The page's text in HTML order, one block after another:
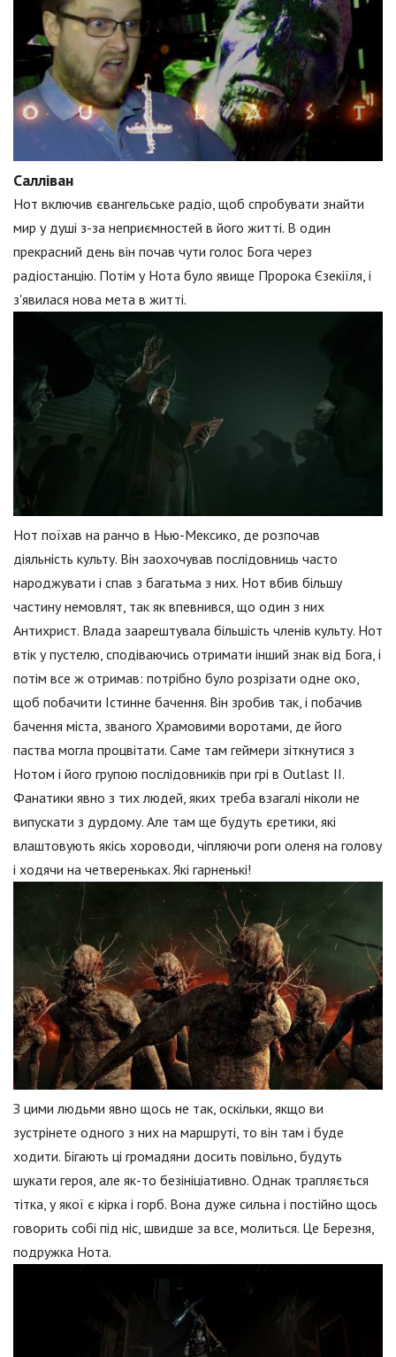
Салліван
Нот включив євангельське радіо, щоб спробувати знайти
мир у душі з-за неприємностей в його житті. В один
прекрасний день він почав чути голос Бога через
радіостанцію. Потім у Нота було явище Пророка Єзекіїля, і
з'явилася нова мета в житті.
Нот поїхав на ранчо в Нью-Мексико, де розпочав
діяльність культу. Він заохочував послідовниць часто
народжувати і спав з багатьма з них. Нот вбив більшу
частину немовлят, так як впевнився, що один з них
Антихрист. Влада заарештувала більшість членів культу. Нот
втік у пустелю, сподіваючись отримати інший знак від Бога, і
потім все ж отримав: потрібно було розрізати одне око,
щоб побачити Істинне бачення. Він зробив так, і побачив
бачення міста, званого Храмовими воротами, де його
паства могла процвітати. Саме там геймери зіткнутися з
Нотом і його групою послідовників при грі в Outlast II.
Фанатики явно з тих людей, яких треба взагалі ніколи не
випускати з дурдому. Але там ще будуть єретики, які
влаштовують якісь хороводи, чіпляючи роги оленя на голову
і ходячи на четвереньках. Які гарненькі!
З цими людьми явно щось не так, оскільки, якщо ви
зустрінете одного з них на маршруті, то він там і буде
ходити. Бігають ці громадяни досить повільно, будуть
шукати героя, але як-то безініціативно. Однак трапляється
тітка, у якої є кірка і горб. Вона дуже сильна і постійно щось
говорить собі під ніс, швидше за все, молиться. Це Березня,
подружка Нота.